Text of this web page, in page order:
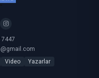
7447
Video Yazarlar